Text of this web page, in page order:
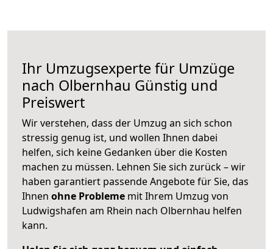
Ihr Umzugsexperte für Umzüge
nach Olbernhau Günstig und
Preiswert
Wir verstehen, dass der Umzug an sich schon
stressig genug ist, und wollen Ihnen dabei
helfen, sich keine Gedanken über die Kosten
machen zu müssen. Lehnen Sie sich zurück – wir
haben garantiert passende Angebote für Sie, das
Ihnen ohne Probleme mit Ihrem Umzug von
Ludwigshafen am Rhein nach Olbernhau helfen
kann.